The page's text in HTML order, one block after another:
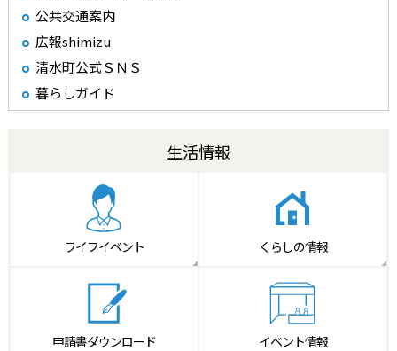
公共交通案内
広報shimizu
清水町公式ＳＮＳ
暮らしガイド
生活情報
ライフイベント くらしの情報
申請書ダウンロード イベント情報